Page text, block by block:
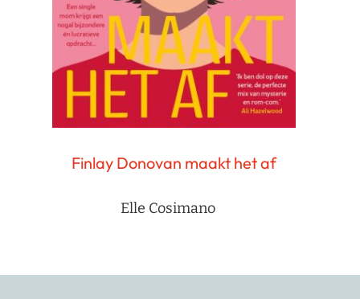
Finlay Donovan maakt het af
Elle Cosimano